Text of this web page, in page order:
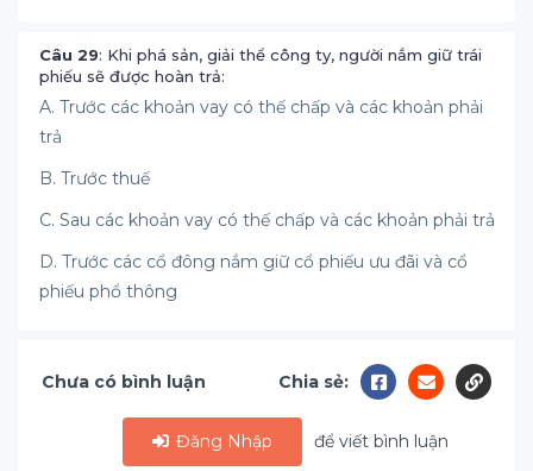
Câu 29: Khi phá sản, giải thể công ty, người nắm giữ trái
phiếu sẽ được hoàn trả:
A. Trước các khoản vay có thế chấp và các khoản phải
trả
B. Trước thuế
C. Sau các khoản vay có thế chấp và các khoản phải trả
D. Trước các cổ đông nắm giữ cổ phiếu ưu đãi và cổ
phiếu phổ thông
Chưa có bình luận Chia sẻ:
Đăng Nhập để viết bình luận